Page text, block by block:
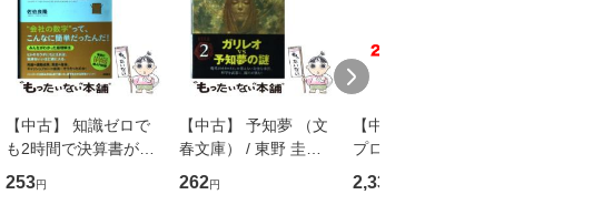
【中古】 知識ゼロで
も2時間で決算書が読
めるようになる！ 会
計超入門！ / 佐伯 良
253円
【中古】 予知夢 （文
春文庫） / 東野 圭吾 /
文藝春秋 [文庫]【メー
ル便送料無料】
262円
【中古】 野ブタ。を
プロデュース [DVD-B
OX] / バップ [DVD]
【メール便送料無料】
2,335